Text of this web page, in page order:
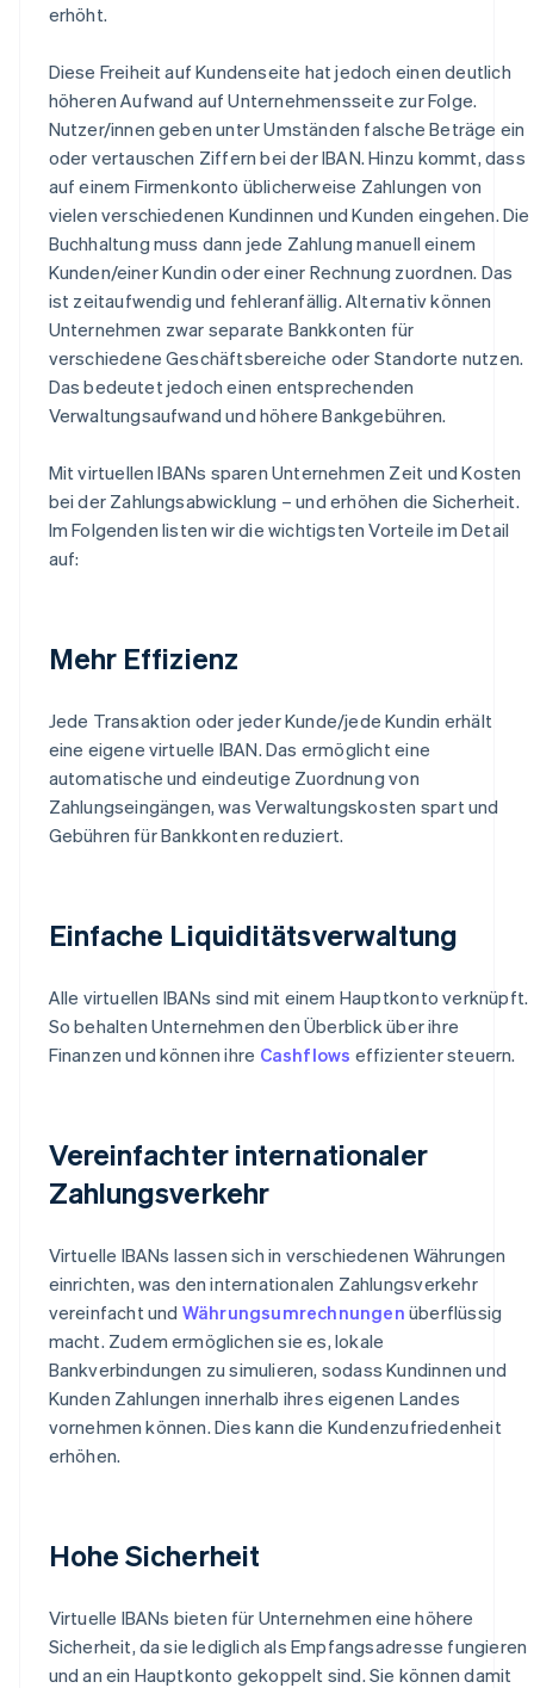
erhöht.
Diese Freiheit auf Kundenseite hat jedoch einen deutlich
höheren Aufwand auf Unternehmensseite zur Folge.
Nutzer/innen geben unter Umständen falsche Beträge ein
oder vertauschen Ziffern bei der IBAN. Hinzu kommt, dass
auf einem Firmenkonto üblicherweise Zahlungen von
vielen verschiedenen Kundinnen und Kunden eingehen. Die
Buchhaltung muss dann jede Zahlung manuell einem
Kunden/einer Kundin oder einer Rechnung zuordnen. Das
ist zeitaufwendig und fehleranfällig. Alternativ können
Unternehmen zwar separate Bankkonten für
verschiedene Geschäftsbereiche oder Standorte nutzen.
Das bedeutet jedoch einen entsprechenden
Verwaltungsaufwand und höhere Bankgebühren.
Mit virtuellen IBANs sparen Unternehmen Zeit und Kosten
bei der Zahlungsabwicklung – und erhöhen die Sicherheit.
Im Folgenden listen wir die wichtigsten Vorteile im Detail
auf:
Mehr Effizienz
Jede Transaktion oder jeder Kunde/jede Kundin erhält
eine eigene virtuelle IBAN. Das ermöglicht eine
automatische und eindeutige Zuordnung von
Zahlungseingängen, was Verwaltungskosten spart und
Gebühren für Bankkonten reduziert.
Einfache Liquiditätsverwaltung
Alle virtuellen IBANs sind mit einem Hauptkonto verknüpft.
So behalten Unternehmen den Überblick über ihre
Finanzen und können ihre Cashflows effizienter steuern.
Vereinfachter internationaler
Zahlungsverkehr
Virtuelle IBANs lassen sich in verschiedenen Währungen
einrichten, was den internationalen Zahlungsverkehr
vereinfacht und Währungsumrechnungen überflüssig
macht. Zudem ermöglichen sie es, lokale
Bankverbindungen zu simulieren, sodass Kundinnen und
Kunden Zahlungen innerhalb ihres eigenen Landes
vornehmen können. Dies kann die Kundenzufriedenheit
erhöhen.
Hohe Sicherheit
Virtuelle IBANs bieten für Unternehmen eine höhere
Sicherheit, da sie lediglich als Empfangsadresse fungieren
und an ein Hauptkonto gekoppelt sind. Sie können damit